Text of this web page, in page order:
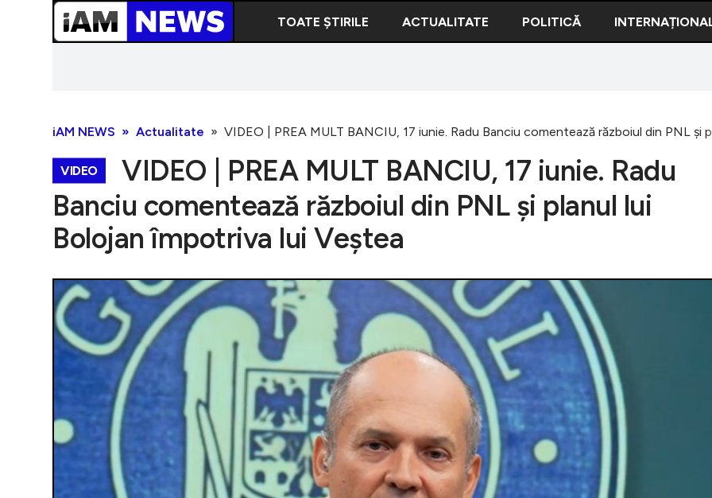
TOATE ȘTIRILE ACTUALITATE POLITICĂ
iAM NEWS Actualitate VIDEO | PREA MULT BANCIU, 17 iunie. Radu Banciu comentează războiul din PNL și
VIDEO
VIDEO | PREA MULT BANCIU, 17 iunie. Radu
Banciu comentează războiul din PNL și planul lui
Bolojan împotriva lui Veștea